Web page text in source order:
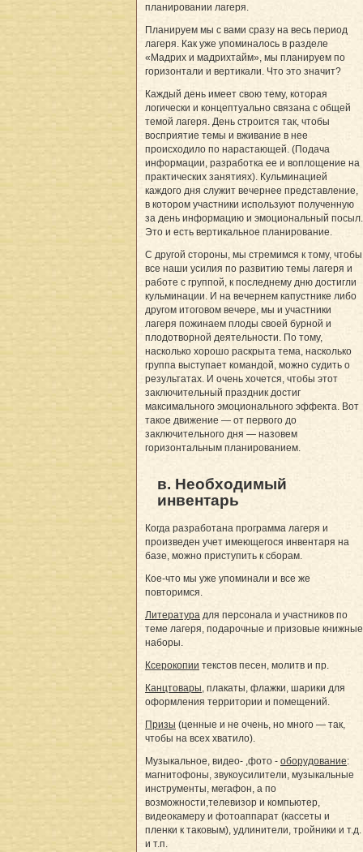
планировании лагеря.
Планируем мы с вами сразу на весь период
лагеря. Как уже упоминалось в разделе
«Мадрих и мадрихтайм», мы планируем по
горизонтали и вертикали. Что это значит?
Каждый день имеет свою тему, которая
логически и концептуально связана с общей
темой лагеря. День строится так, чтобы
восприятие темы и вживание в нее
происходило по нарастающей. (Подача
информации, разработка ее и воплощение на
практических занятиях). Кульминацией
каждого дня служит вечернее представление,
в котором участники используют полученную
за день информацию и эмоциональный посыл.
Это и есть вертикальное планирование.
С другой стороны, мы стремимся к тому, чтобы
все наши усилия по развитию темы лагеря и
работе с группой, к последнему дню достигли
кульминации. И на вечернем капустнике либо
другом итоговом вечере, мы и участники
лагеря пожинаем плоды своей бурной и
плодотворной деятельности. По тому,
насколько хорошо раскрыта тема, насколько
группа выступает командой, можно судить о
результатах. И очень хочется, чтобы этот
заключительный праздник достиг
максимального эмоционального эффекта. Вот
такое движение — от первого до
заключительного дня — назовем
горизонтальным планированием.
в. Необходимый
инвентарь
Когда разработана программа лагеря и
произведен учет имеющегося инвентаря на
базе, можно приступить к сборам.
Кое-что мы уже упоминали и все же
повторимся.
Литература для персонала и участников по
теме лагеря, подарочные и призовые книжные
наборы.
Ксерокопии текстов песен, молитв и пр.
Канцтовары, плакаты, флажки, шарики для
оформления территории и помещений.
Призы (ценные и не очень, но много — так,
чтобы на всех хватило).
Музыкальное, видео- ,фото - оборудование:
магнитофоны, звукоусилители, музыкальные
инструменты, мегафон, а по
возможности,телевизор и компьютер,
видеокамеру и фотоаппарат (кассеты и
пленки к таковым), удлинители, тройники и т.д.
и т.п.